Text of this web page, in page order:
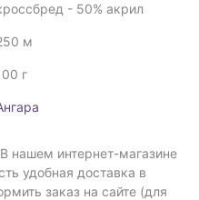
- 50% акрил
м
г
нашем интернет-магазине
удобная доставка в
заказ на сайте (для